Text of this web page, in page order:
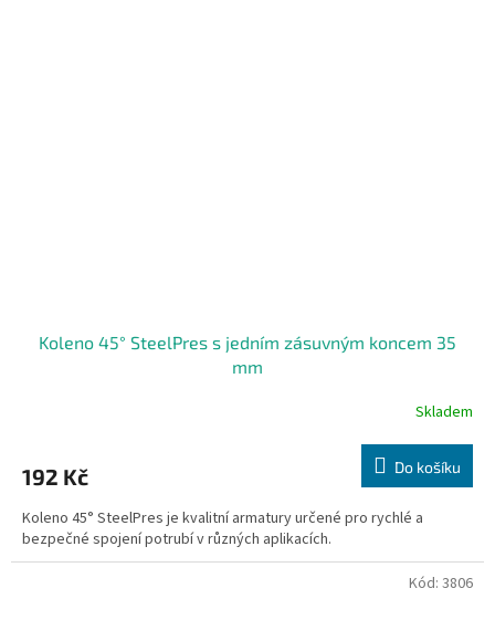
Koleno 45° SteelPres s jedním zásuvným koncem 35
mm
Skladem
192 Kč Do košíku
Koleno 45° SteelPres je kvalitní armatury určené pro rychlé a
bezpečné spojení potrubí v různých aplikacích.
Kód: 3806